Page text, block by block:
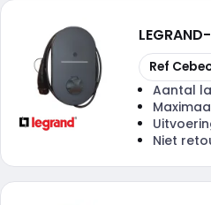
LEGRAND-
Kopiëren
Ref
Aantal
Niet